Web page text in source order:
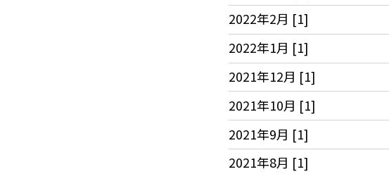
2022年2月 [1]
2022年1月 [1]
2021年12月 [1]
2021年10月 [1]
2021年9月 [1]
2021年8月 [1]